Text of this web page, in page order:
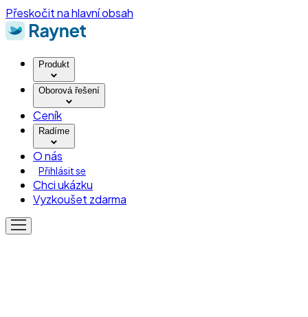
Přeskočit na hlavní obsah
Produkt
Oborová řešení
Ceník
Radíme
O nás
Přihlásit se
Chci ukázku
Vyzkoušet zdarma